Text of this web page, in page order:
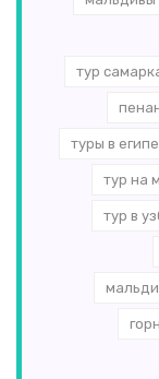
тур
туры в
тур на
тур в